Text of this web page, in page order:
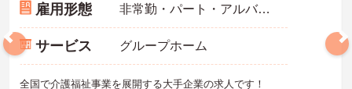
雇用形態 非常勤・パート・アルバイト
サービス グループホーム
全国で介護福祉事業を展開する大手企業の求人です！